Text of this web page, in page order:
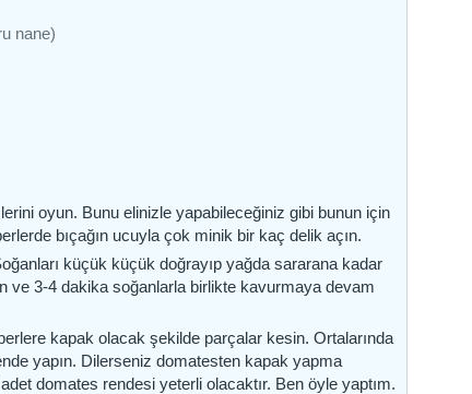
nane)
oyun. Bunu elinizle yapabileceğiniz gibi bunun için
bıçağın ucuyla çok minik bir kaç delik açın.
küçük küçük doğrayıp yağda sararana kadar
ve 3-4 dakika soğanlarla birlikte kavurmaya devam
kapak olacak şekilde parçalar kesin. Ortalarında
yapın. Dilerseniz domatesten kapak yapma
domates rendesi yeterli olacaktır. Ben öyle yaptım.